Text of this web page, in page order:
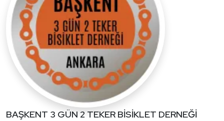
BAŞKENT 3 GÜN 2 TEKER BİSİKLET DERNEĞİ